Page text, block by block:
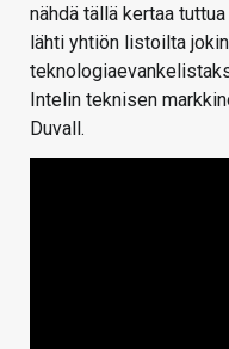
nähdä tällä kertaa
lähti yhtiön listoilta
Intelin teknisen
Duvall.